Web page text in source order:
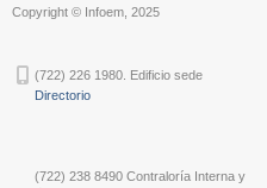
Copyright © Infoem, 2025
(722) 226 1980. Edificio sede
Directorio
(722) 238 8490 Contraloría Interna y